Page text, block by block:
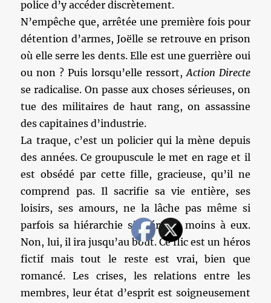
police d’y accéder discrètement.
N’empêche que, arrêtée une première fois pour
détention d’armes, Joëlle se retrouve en prison
où elle serre les dents. Elle est une guerrière oui
ou non ? Puis lorsqu’elle ressort,Action Directe
se radicalise. On passe aux choses sérieuses, on
tue des militaires de haut rang, on assassine
des capitaines d’industrie.
La traque, c’est un policier qui la mène depuis
des années. Ce groupuscule le met en rage et il
est obsédé par cette fille, gracieuse, qu’il ne
comprend pas. Il sacrifie sa vie entière, ses
loisirs, ses amours, ne la lâche pas même si
parfois sa hiérarchie s’intéresse moins à eux.
Non, lui, il ira jusqu’au bout. Ce flic est un héros
fictif mais tout le reste est vrai, bien que
romancé. Les crises, les relations entre les
membres, leur état d’esprit est soigneusement